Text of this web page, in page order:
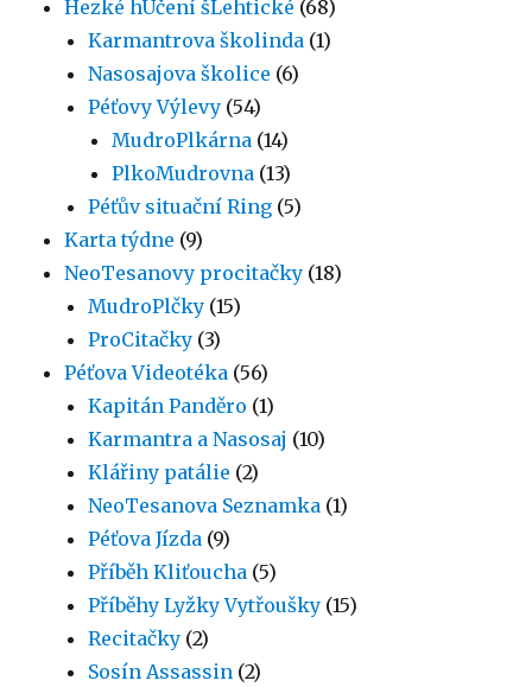
Hezké hUčení šLehtické (68)
Karmantrova školinda (1)
Nasosajova školice (6)
Péťovy Výlevy (54)
MudroPlkárna (14)
PlkoMudrovna (13)
Péťův situační Ring (5)
Karta týdne (9)
NeoTesanovy procitačky (18)
MudroPlčky (15)
ProCitačky (3)
Péťova Videotéka (56)
Kapitán Panděro (1)
Karmantra a Nasosaj (10)
Klářiny patálie (2)
NeoTesanova Seznamka (1)
Péťova Jízda (9)
Příběh Kliťoucha (5)
Příběhy Lyžky Vytřoušky (15)
Recitačky (2)
Sosín Assassin (2)